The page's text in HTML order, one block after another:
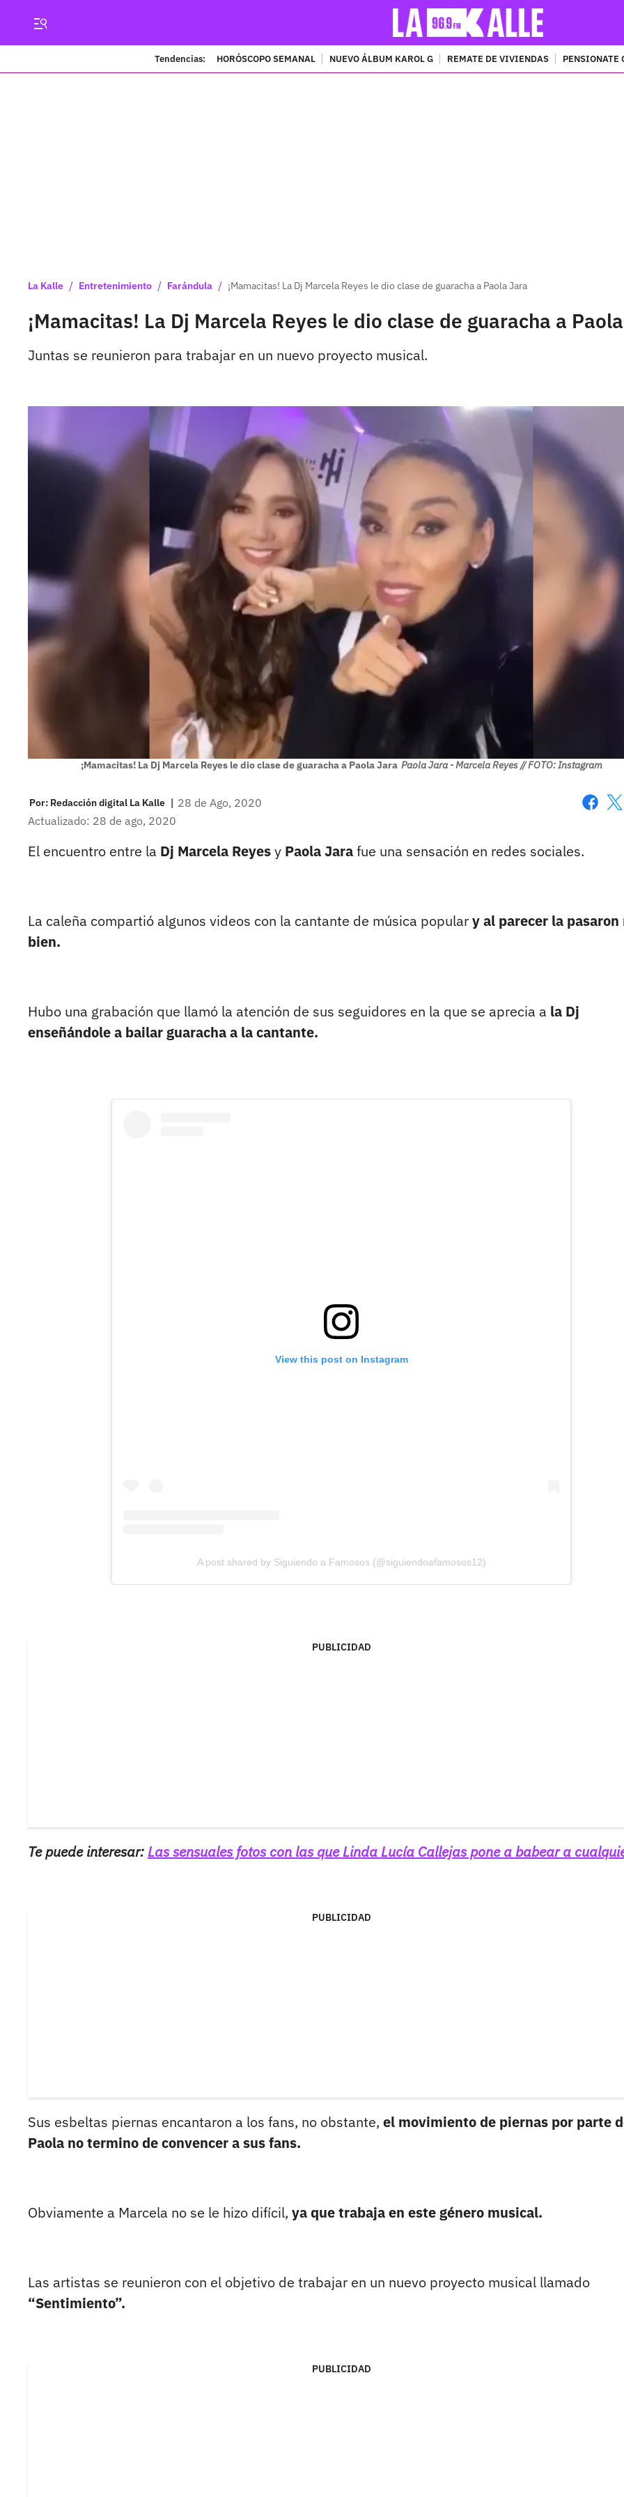
Tendencias: HORÓSCOPO SEMANAL NUEVO ÁLBUM KAROL G REMATE DE VIVIENDAS PENSIONATE
La Kalle / Entretenimiento / Farándula / ¡Mamacitas! La Dj Marcela Reyes le dio clase de guaracha a Paola Jara
¡Mamacitas! La Dj Marcela Reyes le dio clase de guaracha a
Juntas se reunieron para trabajar en un nuevo proyecto musical.
¡Mamacitas! La Dj Marcela Reyes le dio clase de guaracha a Paola Jara Paola Jara - Marcela Reyes // FOTO: Instagram
Por: Redacción digital La Kalle | 28 de Ago, 2020
Actualizado: 28 de ago, 2020
El encuentro entre la Dj Marcela Reyesy Paola Jarafue una sensación en redes sociales.
La caleña compartió algunos videos con la cantante de música populary al parecer la pasaron
bien.
Hubo una grabación que llamó la atención de sus seguidores en la que se aprecia a la Dj
enseñándole a bailar guaracha a la cantante.
View this post on Instagram
A post shared by Siguiendo a Famosos (@siguiendoafamosos12)
PUBLICIDAD
Te puede interesar:Las sensuales fotos con las que Linda Lucía Callejas pone a babear a
PUBLICIDAD
Sus esbeltas piernas encantaron a los fans, no obstante, el movimiento de piernas por parte
Paola no termino de convencer a sus fans.
Obviamente a Marcela no se le hizo difícil, ya que trabaja en este género musical.
Las artistas se reunieron con el objetivo de trabajar en un nuevo proyecto musical llamado
“Sentimiento”.
PUBLICIDAD